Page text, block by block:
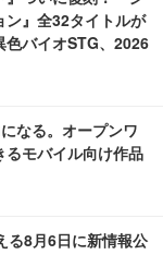
』全32タイトルが
バイオSTG、2026
なる。オープンワ
るモバイル向け作品
る8月6日に新情報公